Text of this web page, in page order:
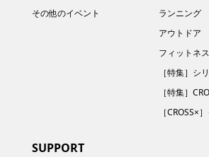
その他のイベント
ランニング
アウトドア
フィットネス
［特集］シ
［特集］
［CROSS×
SUPPORT